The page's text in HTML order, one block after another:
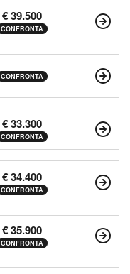
€ 39.500
CONFRONTA
CONFRONTA
€ 33.300
CONFRONTA
€ 34.400
CONFRONTA
€ 35.900
CONFRONTA